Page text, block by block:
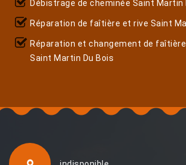
Débistrage de cheminée Saint Martin
Réparation de faîtière et rive Saint
Réparation et changement de
Saint Martin Du Bois